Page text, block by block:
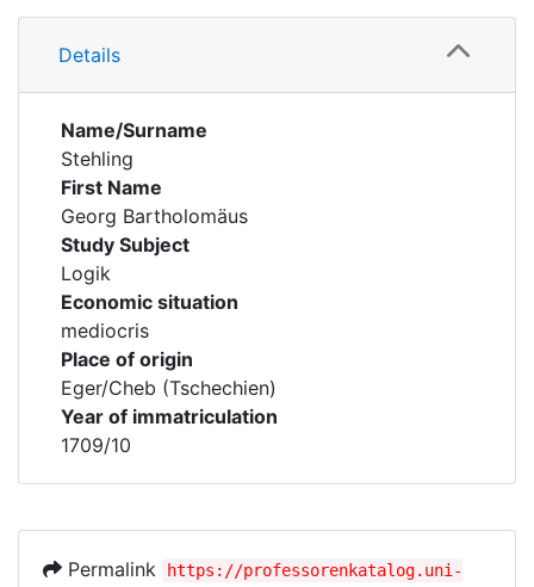
Details
Details
Name/Surname
Stehling
First Name
Georg Bartholomäus
Study Subject
Logik
Economic situation
mediocris
Place of origin
Eger/Cheb (Tschechien)
Year of immatriculation
1709/10
Permalink
https://professorenkatalog.uni-